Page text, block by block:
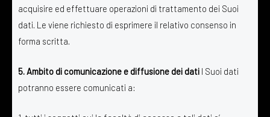
acquisire ed effettuare operazioni di trattamento dei Suoi
dati. Le viene richiesto di esprimere il relativo consenso in
forma scritta.
5.Ambito di comunicazione e diffusione dei dati I Suoi dati
potranno essere comunicati a: